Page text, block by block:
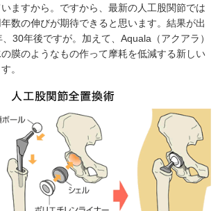
ますから。ですから、最新の人工股関節では
数の伸びが期待できると思います。結果が出
30年後ですが。加えて、Aquala（アクアラ）
膜のようなもの作って摩耗を低減する新しい
。